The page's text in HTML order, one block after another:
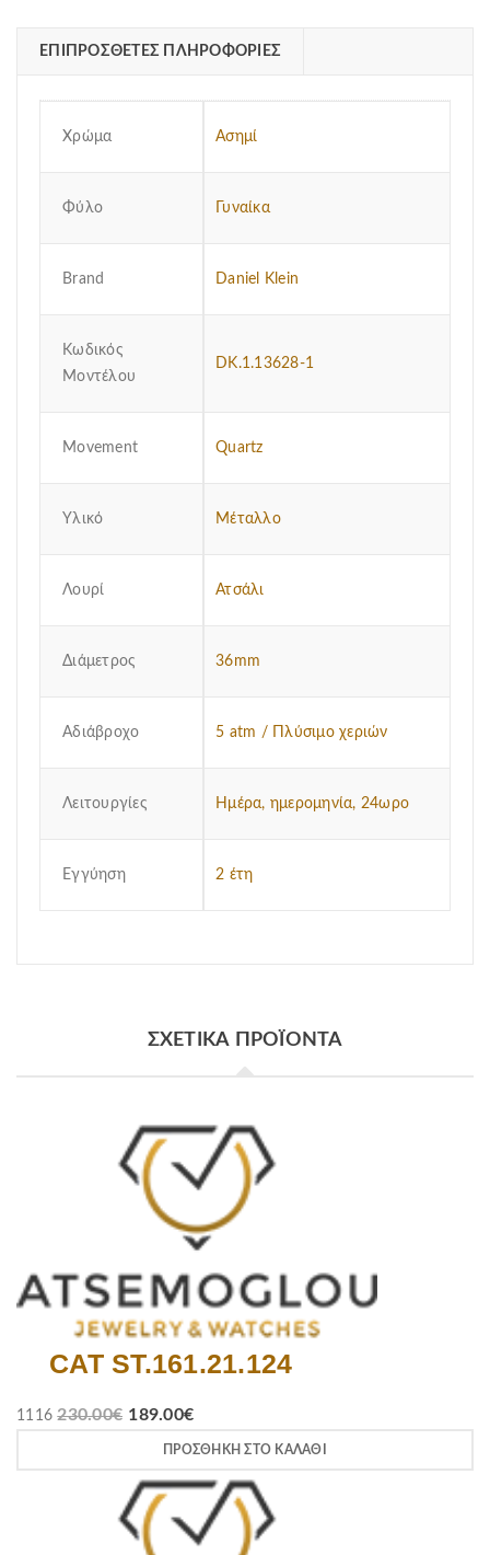
ΕΠΙΠΡΌΣΘΕΤΕΣ ΠΛΗΡΟΦΟΡΊΕΣ
Χρώμα Ασημί
Φύλο Γυναίκα
Brand Daniel Klein
Κωδικός
Μοντέλου
DK.1.13628-1
Μovement Quartz
Υλικό Μέταλλο
Λουρί Ατσάλι
Διάμετρος 36mm
Αδιάβροχο 5 atm / Πλύσιμο χεριών
Λειτουργίες Ημέρα, ημερομηνία, 24ωρο
Εγγύηση 2 έτη
ΣΧΕΤΙΚΆ ΠΡΟΪΌΝΤΑ
CAT ST.161.21.124
1116 230.00€ 189.00€
ΠΡΟΣΘΉΚΗ ΣΤΟ ΚΑΛΆΘΙ